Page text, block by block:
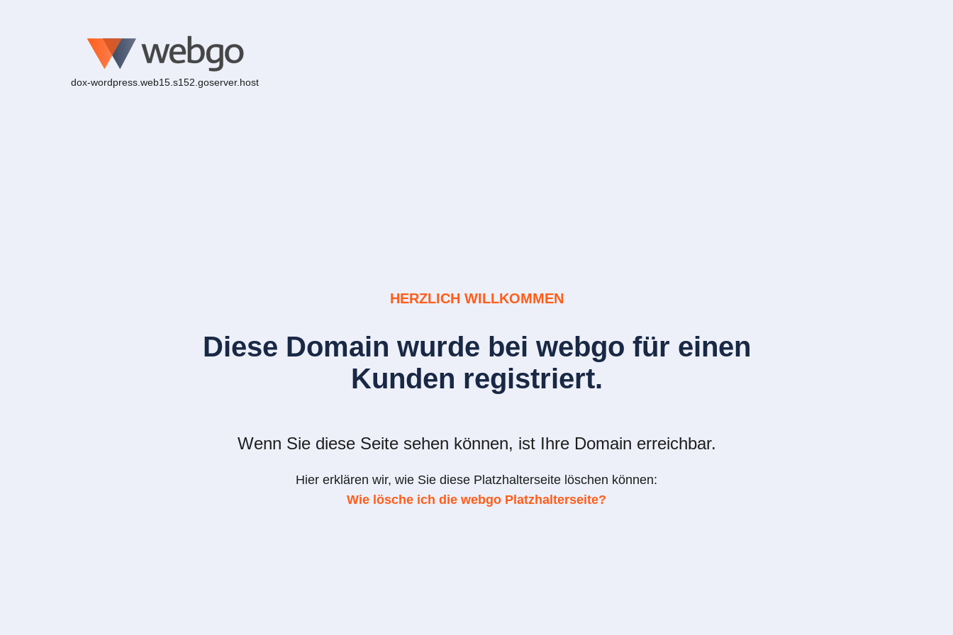
dox-wordpress.web15.s152.goserver.host
HERZLICH WILLKOMMEN
Diese Domain wurde bei webgo für einen
Kunden registriert.
Wenn Sie diese Seite sehen können, ist Ihre Domain erreichbar.
Hier erklären wir, wie Sie diese Platzhalterseite löschen können:
Wie lösche ich die webgo Platzhalterseite?